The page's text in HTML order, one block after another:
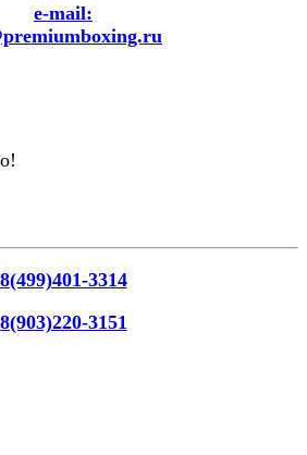
e-mail:
8(499)401-3314
8(903)220-3151